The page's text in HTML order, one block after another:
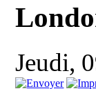
Jeudi,